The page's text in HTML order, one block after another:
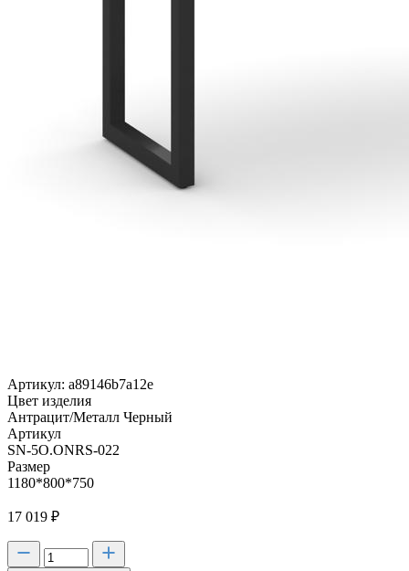
Артикул: a89146b7a12e
Цвет изделия
Антрацит/Металл Черный
Артикул
SN-5O.ONRS-022
Размер
1180*800*750
17 019 ₽